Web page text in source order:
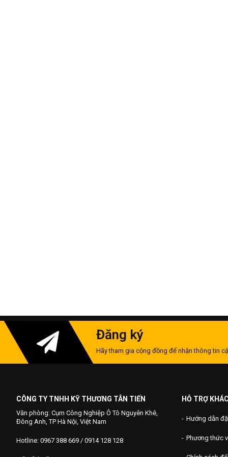
Đăng ký
Hãy tham gia cộng đồng để nhận thông tin
CÔNG TY TNHH KỸ THƯƠNG TÂN TIẾN
Văn phòng: Cụm Công Nghiệp Ô Tô Nguyên Khê,
Đông Anh, TP Hà Nội, Việt Nam
Hotline: 0967 388 669 / 0914 128 128
HỖ TRỢ
Hướng dẫn
Phương thức